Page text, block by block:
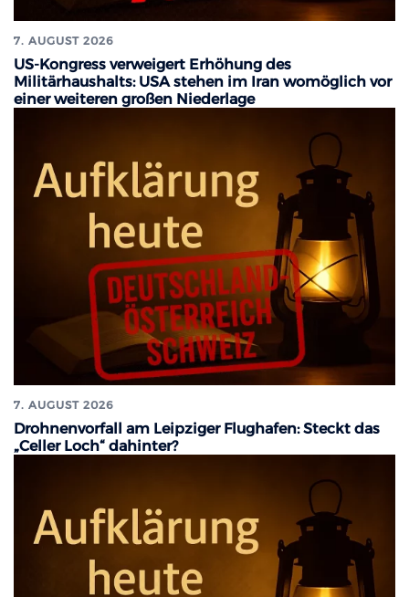
7. AUGUST 2026
US-Kongress verweigert Erhöhung des
Militärhaushalts: USA stehen im Iran womöglich vor
einer weiteren großen Niederlage
7. AUGUST 2026
Drohnenvorfall am Leipziger Flughafen: Steckt das
„Celler Loch“ dahinter?